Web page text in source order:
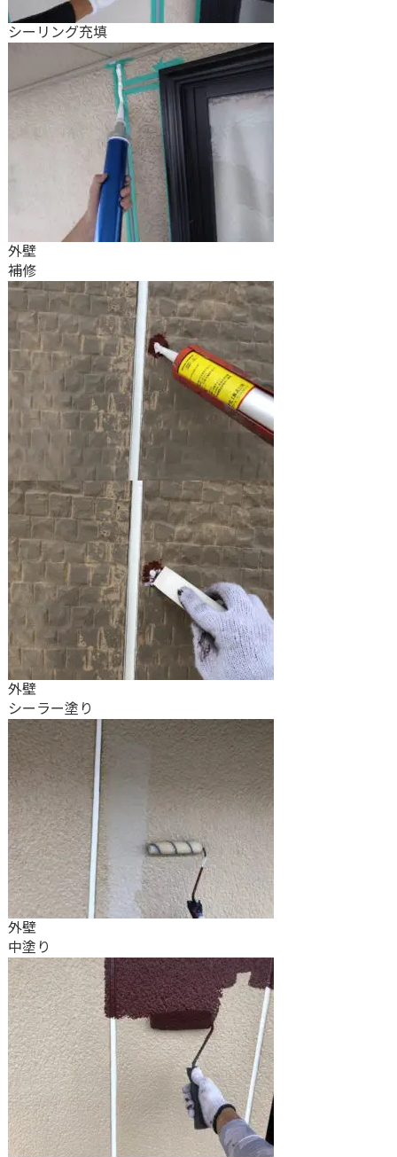
シーリング充填
外壁
補修
外壁
シーラー塗り
外壁
中塗り